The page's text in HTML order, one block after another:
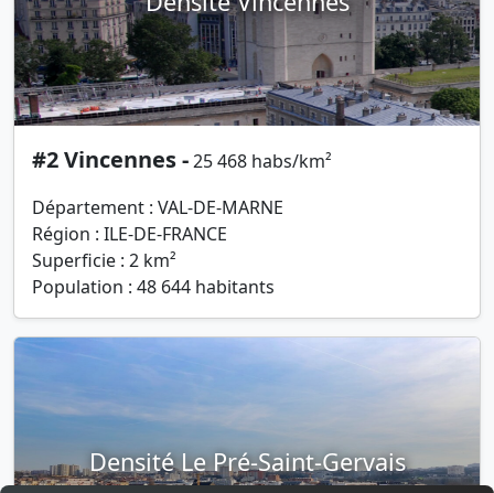
#2 Vincennes -25 468 habs/km²
Département : VAL-DE-MARNE
Région : ILE-DE-FRANCE
Superficie : 2 km²
Population : 48 644 habitants
Densité Le Pré-Saint-Gervais